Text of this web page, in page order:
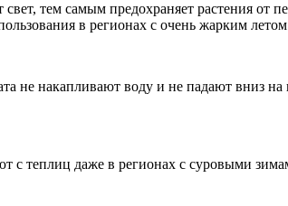
тем самым предохраняет растения от
в регионах с очень жарким
не накапливают воду и не падают вниз
с теплиц даже в регионах с суровыми